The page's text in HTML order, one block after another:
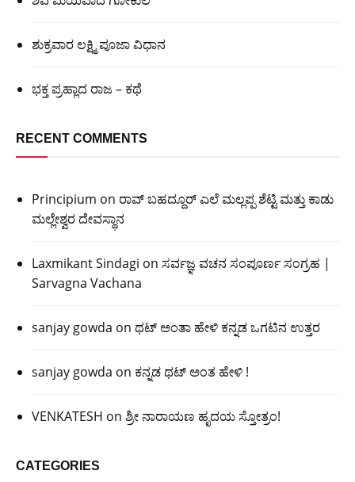
ಶುಕ್ರವಾರ ಲಕ್ಷ್ಮಿ ಪೂಜಾ ವಿಧಾನ
ಭಕ್ತ ಪ್ರಹ್ಲಾದ ರಾಜ – ಕಥೆ
RECENT COMMENTS
Principium on ರಾವ್ ಬಹದ್ದೂರ್ ಎಲೆ ಮಲ್ಲಪ್ಪ ಶೆಟ್ಟಿ ಮತ್ತು ಕಾಡು
ಮಲ್ಲೇಶ್ವರ ದೇವಸ್ಥಾನ
Laxmikant Sindagi on ಸರ್ವಜ್ಞ ವಚನ ಸಂಪೂರ್ಣ ಸಂಗ್ರಹ |
Sarvagna Vachana
sanjay gowda on ಥಟ್ ಅಂತಾ ಹೇಳಿ ಕನ್ನಡ ಒಗಟಿನ ಉತ್ತರ
sanjay gowda on ಕನ್ನಡ ಥಟ್ ಅಂತ ಹೇಳಿ !
VENKATESH on ಶ್ರೀ ನಾರಾಯಣ ಹೃದಯ ಸ್ತೋತ್ರಂ!
CATEGORIES